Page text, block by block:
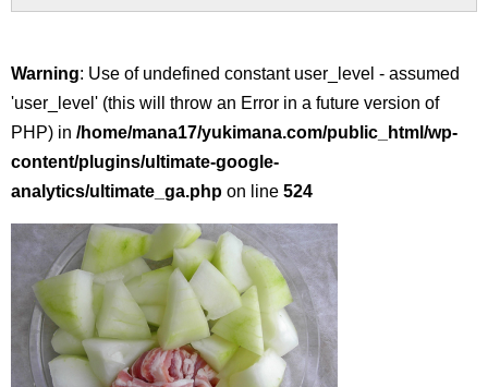
Warning: Use of undefined constant user_level - assumed
'user_level' (this will throw an Error in a future version of
PHP) in /home/mana17/yukimana.com/public_html/wp-
content/plugins/ultimate-google-
analytics/ultimate_ga.php on line 524